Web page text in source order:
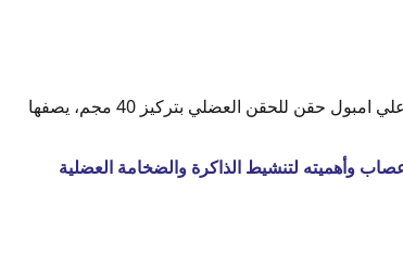
بانتولوك 40 حقن Pantoloc 40MG I.V.VIAL عبارة عن عبوة تحتوي علي امبول حقن للحقن العضلي بتركيز 40 مجم، يصفها